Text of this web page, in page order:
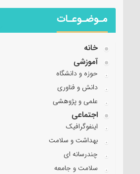
مـوضـوعـات
خانه
آموزشی
حوزه و دانشگاه
دانش و فناوری
علمی و پژوهشی
اجتماعی
اینفوگرافیک
بهداشت و سلامت
چندرسانه ای
سلامت و جامعه